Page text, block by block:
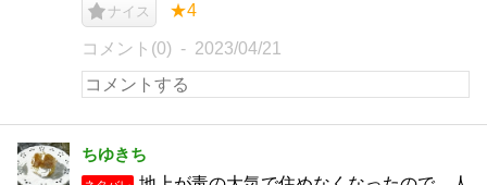
ナイス ★4
コメント(0) 2023/04/21
ちゆきち